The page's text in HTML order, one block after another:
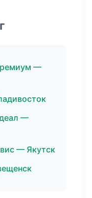
—
—
— Якутск